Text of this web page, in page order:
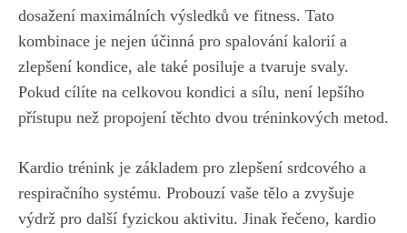
⁢dosažení maximálních výsledků ve fitness. Tato
kombinace je nejen účinná pro spalování kalorií a
zlepšení kondice, ale také posiluje a tvaruje svaly.
Pokud cílíte na celkovou kondici a sílu, není lepšího
přístupu než propojení těchto dvou tréninkových metod.
Kardio ‌trénink je základem pro zlepšení srdcového a
respiračního systému.‌ Probouzí vaše ​tělo a zvyšuje
výdrž pro další ⁢fyzickou ⁢aktivitu. ‍Jinak řečeno, kardio